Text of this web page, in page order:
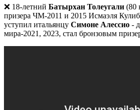
❌ 18-летний Батырхан Толеугали (80
призера ЧМ-2011 и 2015 Исмаэля
уступил итальянцу Симоне Алессио -
мира-2021, 2023, стал бронзовым